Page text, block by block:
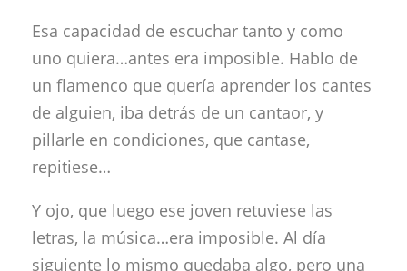
Esa capacidad de escuchar tanto y como
uno quiera…antes era imposible. Hablo de
un flamenco que quería aprender los cantes
de alguien, iba detrás de un cantaor, y
pillarle en condiciones, que cantase,
repitiese…
Y ojo, que luego ese joven retuviese las
letras, la música…era imposible. Al día
siguiente lo mismo quedaba algo, pero una